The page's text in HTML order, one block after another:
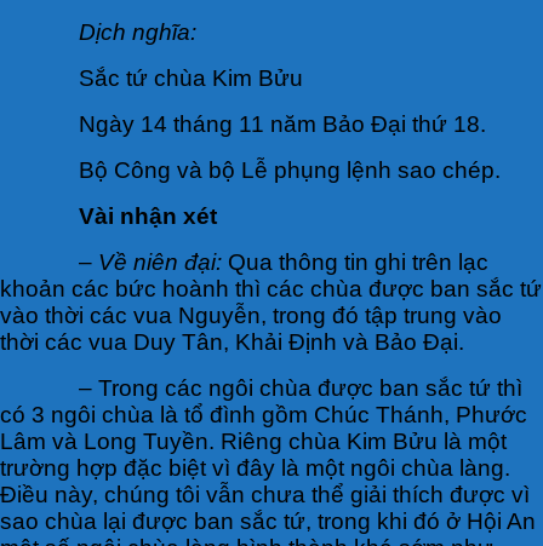
Dịch nghĩa:
Sắc tứ chùa Kim Bửu
Ngày 14 tháng 11 năm Bảo Đại thứ 18.
Bộ Công và bộ Lễ phụng lệnh sao chép.
Vài nhận xét
– Về niên đại: Qua thông tin ghi trên lạc
khoản các bức hoành thì các chùa được ban sắc tứ
vào thời các vua Nguyễn, trong đó tập trung vào
thời các vua Duy Tân, Khải Định và Bảo Đại.
– Trong các ngôi chùa được ban sắc tứ thì
có 3 ngôi chùa là tổ đình gồm Chúc Thánh, Phước
Lâm và Long Tuyền. Riêng chùa Kim Bửu là một
trường hợp đặc biệt vì đây là một ngôi chùa làng.
Điều này, chúng tôi vẫn chưa thể giải thích được vì
sao chùa lại được ban sắc tứ, trong khi đó ở Hội An